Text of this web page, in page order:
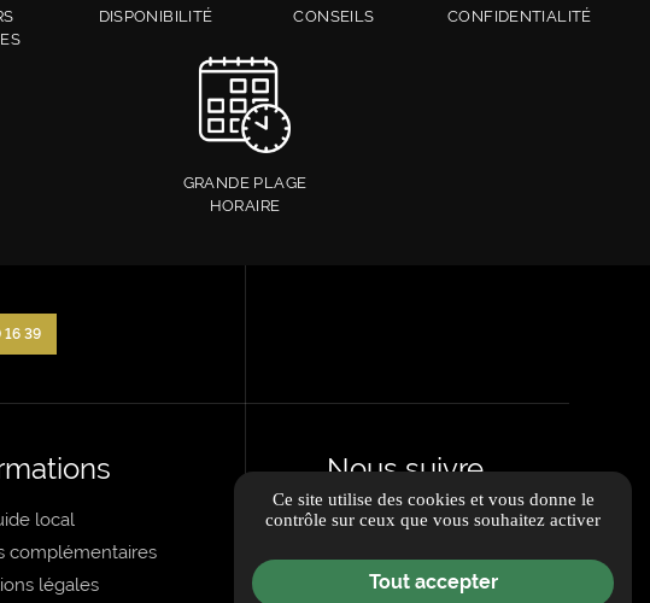
DISPONIBILITÉ CONSEILS CONFIDENTIALITÉ
GRANDE PLAGE
HORAIRE
39
local
complémentaires
légales
Nous suivre
Ce site utilise des cookies et vous donne le
contrôle sur ceux que vous souhaitez activer
Tout accepter